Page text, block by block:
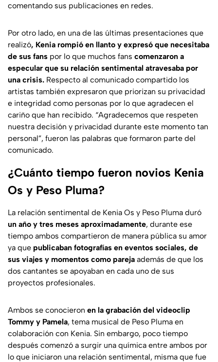
comentando sus publicaciones en redes.
Por otro lado, en una de las últimas presentaciones que
realizó, Kenia rompió en llanto y expresó que necesitaba
de sus fans por lo que muchos fans comenzaron a
especular que su relación sentimental atravesaba por
una crisis. Respecto al comunicado compartido los
artistas también expresaron que priorizan su privacidad
e integridad como personas por lo que agradecen el
cariño que han recibido. “Agradecemos que respeten
nuestra decisión y privacidad durante este momento tan
personal”, fueron las palabras que formaron parte del
comunicado.
¿Cuánto tiempo fueron novios Kenia
Os y Peso Pluma?
La relación sentimental de Kenia Os y Peso Pluma duró
un año y tres meses aproximadamente, durante ese
tiempo ambos compartieron de manera pública su amor
ya que publicaban fotografías en eventos sociales, de
sus viajes y momentos como pareja además de que los
dos cantantes se apoyaban en cada uno de sus
proyectos profesionales.
Ambos se conocieron en la grabación del videoclip
Tommy y Pamela, tema musical de Peso Pluma en
colaboración con Kenia. Sin embargo, poco tiempo
después comenzó a surgir una química entre ambos por
lo que iniciaron una relación sentimental, misma que fue